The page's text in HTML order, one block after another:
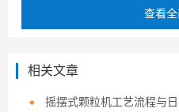
查看
相关文章
摇摆式颗粒机工艺流程与